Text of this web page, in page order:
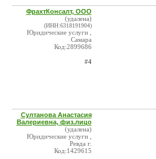
ФрахтКонсалт, ООО
(удалена)
(ИНН:6318191904)
Юридические услуги ,
Самара
Код:2899686
#4
Султанова Анастасия
Валериевна, физ.лицо
(удалена)
Юридические услуги ,
Ревда г.
Код:1429615